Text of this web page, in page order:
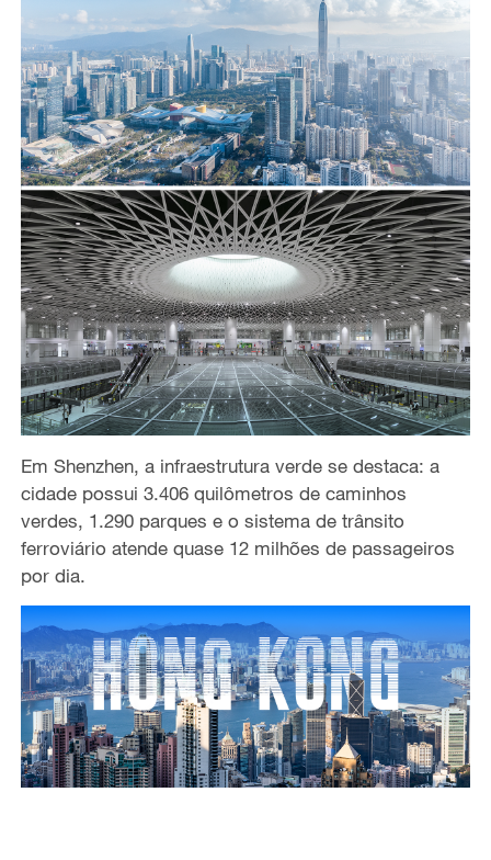
Em Shenzhen, a infraestrutura verde se destaca: a
cidade possui 3.406 quilômetros de caminhos
verdes, 1.290 parques e o sistema de trânsito
ferroviário atende quase 12 milhões de passageiros
por dia.